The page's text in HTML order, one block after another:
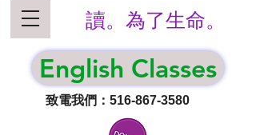
致電我們：516-867-3580
讀。為了生命。
English Classes